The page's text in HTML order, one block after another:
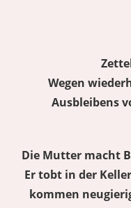
Wegen
Ausbleibens
Die Mutter macht
Er tobt in der
kommen